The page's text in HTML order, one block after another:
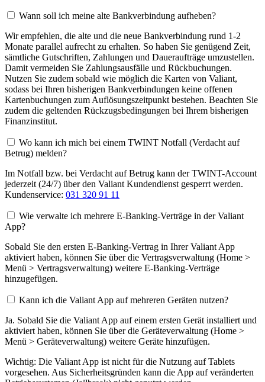
Wann soll ich meine alte Bankverbindung aufheben?
Wir empfehlen, die alte und die neue Bankverbindung rund 1-2
Monate parallel aufrecht zu erhalten. So haben Sie genügend Zeit,
sämtliche Gutschriften, Zahlungen und Daueraufträge umzustellen.
Damit vermeiden Sie Zahlungsausfälle und Rückbuchungen.
Nutzen Sie zudem sobald wie möglich die Karten von Valiant,
sodass bei Ihren bisherigen Bankverbindungen keine offenen
Kartenbuchungen zum Auflösungszeitpunkt bestehen. Beachten Sie
zudem die geltenden Rückzugsbedingungen bei Ihrem bisherigen
Finanzinstitut.
Wo kann ich mich bei einem TWINT Notfall (Verdacht auf
Betrug) melden?
Im Notfall bzw. bei Verdacht auf Betrug kann der TWINT-Account
jederzeit (24/7) über den Valiant Kundendienst gesperrt werden.
Kundenservice: 031 320 91 11
Wie verwalte ich mehrere E-Banking-Verträge in der Valiant
App?
Sobald Sie den ersten E-Banking-Vertrag in Ihrer Valiant App
aktiviert haben, können Sie über die Vertragsverwaltung (Home >
Menü > Vertragsverwaltung) weitere E-Banking-Verträge
hinzugefügen.
Kann ich die Valiant App auf mehreren Geräten nutzen?
Ja. Sobald Sie die Valiant App auf einem ersten Gerät installiert und
aktiviert haben, können Sie über die Geräteverwaltung (Home >
Menü > Geräteverwaltung) weitere Geräte hinzufügen.
Wichtig: Die Valiant App ist nicht für die Nutzung auf Tablets
vorgesehen. Aus Sicherheitsgründen kann die App auf veränderten